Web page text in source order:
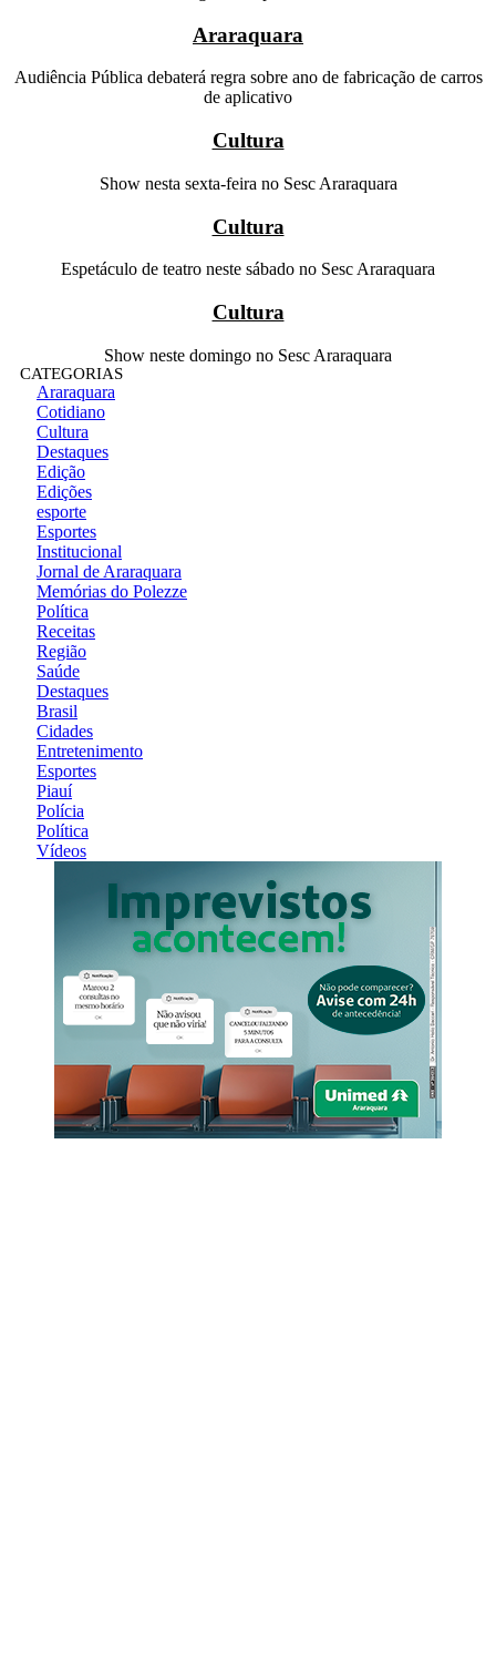
Araraquara
Audiência Pública debaterá regra sobre ano de fabricação de carros
de aplicativo
Cultura
Show nesta sexta-feira no Sesc Araraquara
Cultura
Espetáculo de teatro neste sábado no Sesc Araraquara
Cultura
Show neste domingo no Sesc Araraquara
CATEGORIAS
Araraquara
Cotidiano
Cultura
Destaques
Edição
Edições
esporte
Esportes
Institucional
Jornal de Araraquara
Memórias do Polezze
Política
Receitas
Região
Saúde
Destaques
Brasil
Cidades
Entretenimento
Esportes
Piauí
Polícia
Política
Vídeos